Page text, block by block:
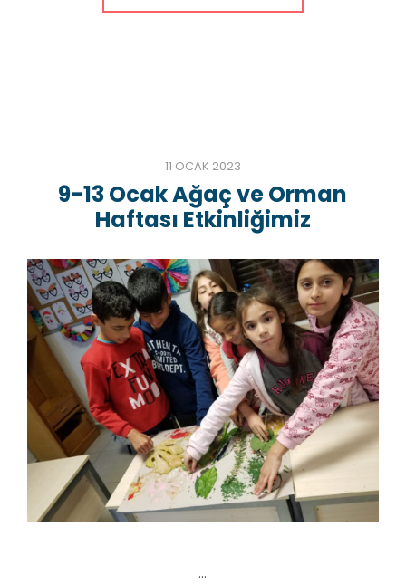
11 OCAK 2023
9-13 Ocak Ağaç ve Orman
Haftası Etkinliğimiz
...